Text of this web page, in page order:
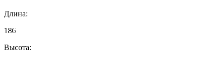
Длина:
186
Высота: